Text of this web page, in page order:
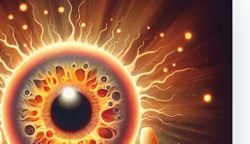
забора крови - 50 грн
забора биоматериала (кроме
грн
0 грн